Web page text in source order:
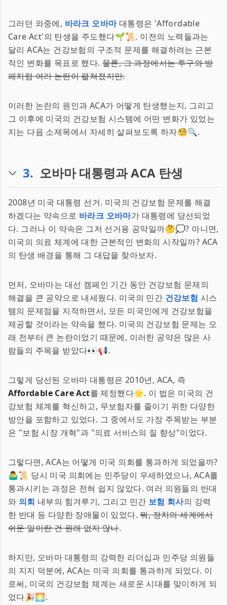
그러던 와중에, 바라크 오바마대통령은 'Affordable
Care Act'의 탄생을 주도했다🌱📜. 이전의 노력들과는
달리 ACA는 건강보험의 구조적 문제를 해결하려는 근본
적인 변화를 목표로 했다. 물론, 그 과정에서는 투구와 방
패처럼 여러 논란이 펼쳐졌지만.
이러한 논란의 원인과 ACA가 어떻게 탄생했는지, 그리고
그 이후에 미국의 건강보험 시스템에 어떤 변화가 있었는
지는 다음 소제목에서 자세히 살펴보도록 하자🧐🔍.
3. 오바마 대통령과 ACA 탄생
2008년 미국 대통령 선거. 미국의 건강보험 문제를 해결
하겠다는 약속으로 바라크 오바마가 대통령에 당선되었
다. 그러나 이 약속은 그저 선거용 공약일까🤔💭? 아니면,
미국의 의료 체계에 대한 근본적인 변화의 시작일까? ACA
의 탄생 배경을 통해 그 대답을 찾아보자.
먼저, 오바마는 대선 캠페인 기간 동안 건강보험 문제의
해결을 큰 공약으로 내세웠다. 미국의 민간 건강보험 시스
템의 문제점을 지적하면서, 모든 미국인에게 건강보험을
제공할 것이라는 약속을 했다. 미국의 건강보험 문제는 오
래 전부터 큰 논란이었기 때문에, 이러한 공약은 많은 사
람들의 주목을 받았다👀📢.
그렇게 당선된 오바마 대통령은 2010년, ACA, 즉
Affordable Care Act를 제정했다🌟. 이 법은 미국의 건
강보험 체계를 혁신하고, 무보험자를 줄이기 위한 다양한
방안을 포함하고 있었다. 그 중에서도 가장 주목받는 부분
은 "보험 시장 개혁"과 "의료 서비스의 질 향상"이었다.
그렇다면, ACA는 어떻게 미국 의회를 통과하게 되었을까?
🤷‍♂️📜 당시 미국 의회에는 민주당이 우세하였으나, ACA를
통과시키는 과정은 전혀 쉽지 않았다. 여러 의원들의 반대
와 의회 내부의 힘겨루기, 그리고 민간 보험 회사의 강력
한 반대 등 다양한 장애물이 있었다.뭐, 정치의 세계에서
쉬운 일이란 건 원래 없지 않나.
하지만, 오바마 대통령의 강력한 리더십과 민주당 의원들
의 지지 덕분에, ACA는 미국 의회를 통과하게 되었다. 이
로써, 미국의 건강보험 체계는 새로운 시대를 맞이하게 되
었다🎉🌅.